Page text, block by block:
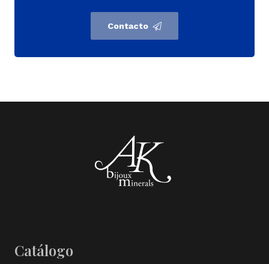
Contacto
Catálogo